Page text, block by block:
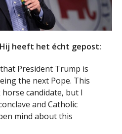
heeft het écht gepost:
President Trump is
the next Pope. This
candidate, but I
and Catholic
mind about this